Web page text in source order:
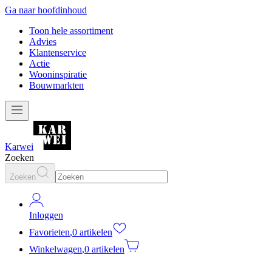
Ga naar hoofdinhoud
Toon hele assortiment
Advies
Klantenservice
Actie
Wooninspiratie
Bouwmarkten
Karwei
Zoeken
Zoeken
Inloggen
Favorieten,0 artikelen
Winkelwagen,0 artikelen